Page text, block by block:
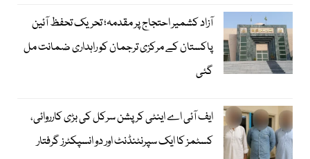
آزاد کشمیر احتجاج پر مقدمہ؛ تحریک تحفظ آئین
پاکستان کے مرکزی ترجمان کو راہداری ضمانت مل
گئی
ایف آئی اے اینٹی کرپشن سرکل کی بڑی کارروائی،
کسٹمز کا ایک سپرنٹنڈنٹ اور دو انسپکٹرز گرفتار